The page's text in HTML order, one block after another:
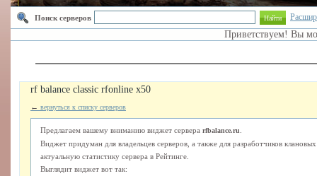
Поиск серверов Найти
Приветствуем! Вы
rf balance classic rfonline x50
← вернуться к списку серверов
Предлагаем вашему вниманию виджет сервера rfbalance.ru
Виджет придуман для владельцев серверов, а также для разработчиков
актуальную статистику сервера в Рейтинге.
Выглядит виджет вот так: